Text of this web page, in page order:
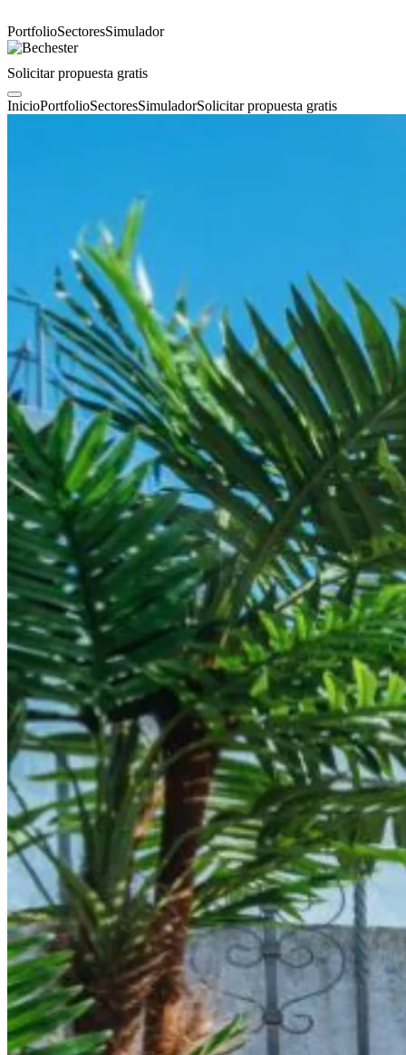
PortfolioSectoresSimulador
Solicitar propuesta gratis
InicioPortfolioSectoresSimuladorSolicitar propuesta gratis